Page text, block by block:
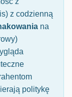
z codzienną
na
politykę